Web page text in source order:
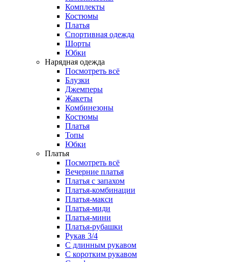
Комплекты
Костюмы
Платья
Спортивная одежда
Шорты
Юбки
Нарядная одежда
Посмотреть всё
Блузки
Джемперы
Жакеты
Комбинезоны
Костюмы
Платья
Топы
Юбки
Платья
Посмотреть всё
Вечерние платья
Платья с запахом
Платья-комбинации
Платья-макси
Платья-миди
Платья-мини
Платья-рубашки
Рукав 3/4
С длинным рукавом
С коротким рукавом